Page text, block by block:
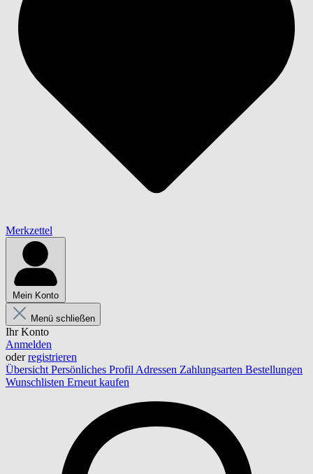
Merkzettel
Mein Konto
Menü schließen
Ihr Konto
Anmelden
oderregistrieren
Übersicht Persönliches Profil Adressen Zahlungsarten Bestellungen
Wunschlisten Erneut kaufen